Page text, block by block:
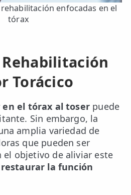
enfocadas en el
tórax
Rehabilitación
Torácico
en el tórax al toser puede
Sin embargo, la
amplia variedad de
que pueden ser
el objetivo de aliviar este
restaurar la función